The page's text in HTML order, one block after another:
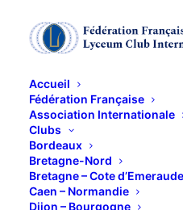
Accueil
Fédération Française
Association Internationale
Clubs
Bordeaux
Bretagne-Nord
Bretagne – Cote d’Emeraude
Caen – Normandie
Dijon – Bourgogne
De
granges